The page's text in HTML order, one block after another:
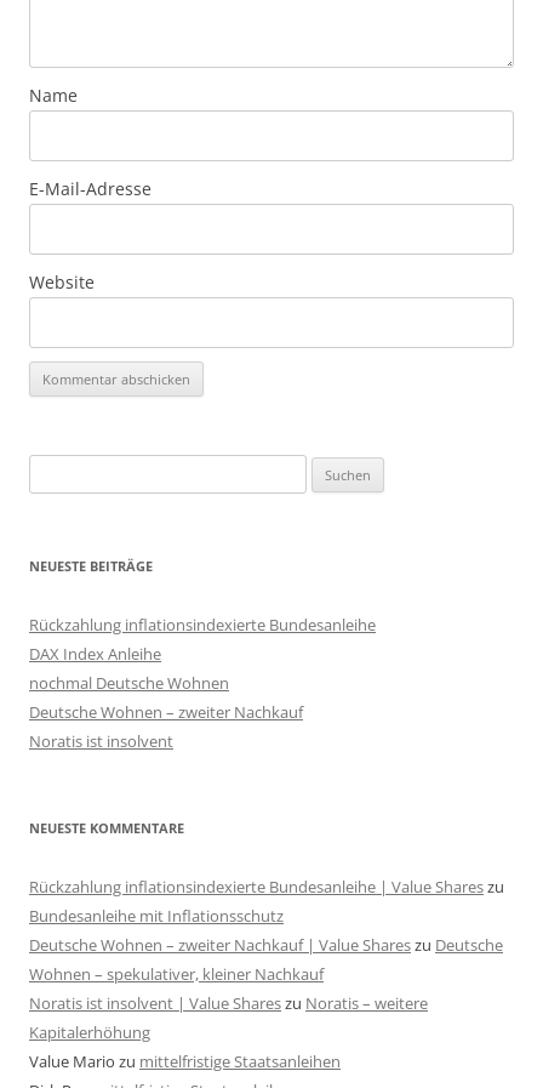
Name
E-Mail-Adresse
Website
nach:
NEUESTE BEITRÄGE
Rückzahlung inflationsindexierte Bundesanleihe
DAX Index Anleihe
nochmal Deutsche Wohnen
Deutsche Wohnen – zweiter Nachkauf
Noratis ist insolvent
NEUESTE KOMMENTARE
Rückzahlung inflationsindexierte Bundesanleihe | Value Shareszu
Bundesanleihe mit Inflationsschutz
Deutsche Wohnen – zweiter Nachkauf | Value Shareszu Deutsche
Wohnen – spekulativer, kleiner Nachkauf
Noratis ist insolvent | Value Shareszu Noratis – weitere
Kapitalerhöhung
Value Mario zu mittelfristige Staatsanleihen